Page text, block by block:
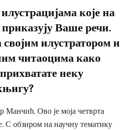
које на
Ваше речи.
својим илустратором и
читаоцима како
неку
Манчић. Ово је моја четврта
С обзиром на научну тематику